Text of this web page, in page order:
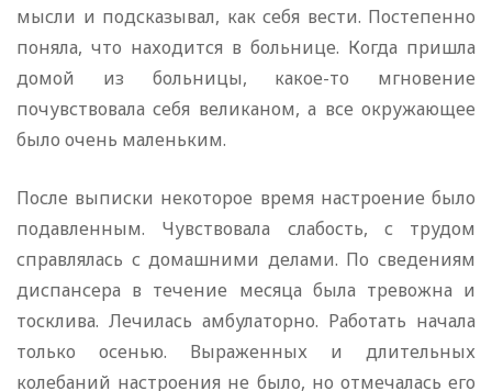
мысли и подсказывал, как себя вести. Постепенно
поняла, что находится в больнице. Когда пришла
домой из больницы, какое-то мгновение
почувствовала себя великаном, а все окружающее
было очень маленьким.
После выписки некоторое время настроение было
подавленным. Чувствовала слабость, с трудом
справлялась с домашними делами. По сведениям
диспансера в течение месяца была тревожна и
тосклива. Лечилась амбулаторно. Работать начала
только осенью. Выраженных и длительных
колебаний настроения не было, но отмечалась его